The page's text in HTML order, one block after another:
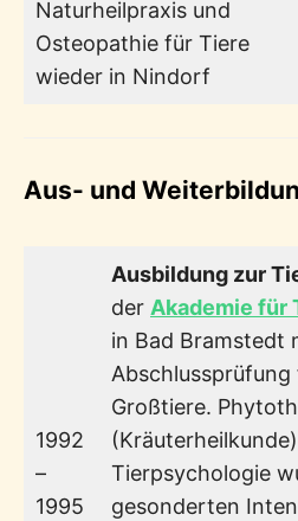
Naturheilpraxis und
Osteopathie für Tiere
wieder in Nindorf
Aus- und
1992
–
1995
Ausbildung zur
der Akademie für
in Bad Bramstedt
Großtiere.
Tierpsychologie
gesonderten